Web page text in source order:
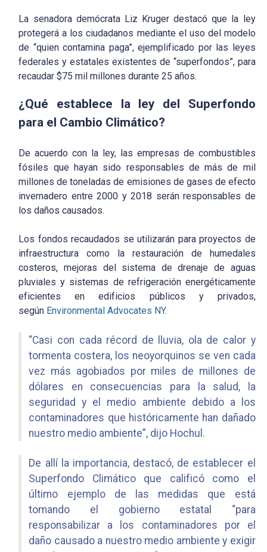
La senadora demócrata Liz Kruger destacó que la ley
protegerá a los ciudadanos mediante el uso del modelo
de “quien contamina paga”, ejemplificado por las leyes
federales y estatales existentes de “superfondos”, para
recaudar $75 mil millones durante 25 años.
¿Qué establece la ley del Superfondo
para el Cambio Climático?
De acuerdo con la ley, las empresas de combustibles
fósiles que hayan sido responsables de más de mil
millones de toneladas de emisiones de gases de efecto
invernadero entre 2000 y 2018 serán responsables de
los daños causados.
Los fondos recaudados se utilizarán para proyectos de
infraestructura como la restauración de humedales
costeros, mejoras del sistema de drenaje de aguas
pluviales y sistemas de refrigeración energéticamente
eficientes en edificios públicos y privados,
según Environmental Advocates NY.
“Casi con cada récord de lluvia, ola de calor y
tormenta costera, los neoyorquinos se ven cada
vez más agobiados por miles de millones de
dólares en consecuencias para la salud, la
seguridad y el medio ambiente debido a los
contaminadores que históricamente han dañado
nuestro medio ambiente”, dijo Hochul.
De allí la importancia, destacó, de establecer el
Superfondo Climático que calificó como el
último ejemplo de las medidas que está
tomando el gobierno estatal “para
responsabilizar a los contaminadores por el
daño causado a nuestro medio ambiente y exigir